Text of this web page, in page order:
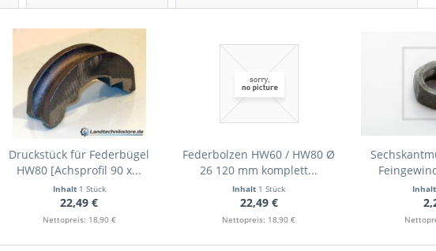
Druckstück für Federbügel
HW80 [Achsprofil 90 x...
Inhalt 1 Stück
22,49 €
Nettopreis: 18,90 €
Federbolzen HW60 / HW80 Ø
26 120 mm komplett...
Inhalt 1 Stück
22,49 €
Nettopreis: 18,90 €
Inhalt